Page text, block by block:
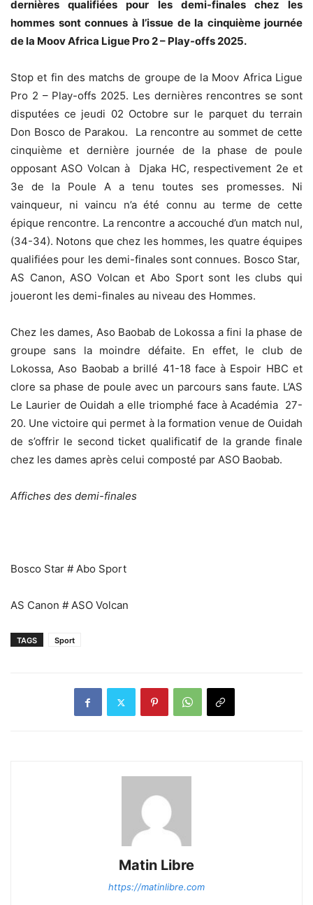
dernières qualifiées pour les demi-finales chez les
hommes sont connues à l’issue de la cinquième journée
de la Moov Africa Ligue Pro 2 – Play-offs 2025.
Stop et fin des matchs de groupe de la Moov Africa Ligue
Pro 2 – Play-offs 2025. Les dernières rencontres se sont
disputées ce jeudi 02 Octobre sur le parquet du terrain
Don Bosco de Parakou. La rencontre au sommet de cette
cinquième et dernière journée de la phase de poule
opposant ASO Volcan à Djaka HC, respectivement 2e et
3e de la Poule A a tenu toutes ses promesses. Ni
vainqueur, ni vaincu n’a été connu au terme de cette
épique rencontre. La rencontre a accouché d’un match nul,
(34-34). Notons que chez les hommes, les quatre équipes
qualifiées pour les demi-finales sont connues. Bosco Star,
AS Canon, ASO Volcan et Abo Sport sont les clubs qui
joueront les demi-finales au niveau des Hommes.
Chez les dames, Aso Baobab de Lokossa a fini la phase de
groupe sans la moindre défaite. En effet, le club de
Lokossa, Aso Baobab a brillé 41-18 face à Espoir HBC et
clore sa phase de poule avec un parcours sans faute. L’AS
Le Laurier de Ouidah a elle triomphé face à Académia 27-
20. Une victoire qui permet à la formation venue de Ouidah
de s’offrir le second ticket qualificatif de la grande finale
chez les dames après celui composté par ASO Baobab.
Affiches des demi-finales
Bosco Star # Abo Sport
AS Canon # ASO Volcan
TAGS Sport
Matin Libre
https://matinlibre.com